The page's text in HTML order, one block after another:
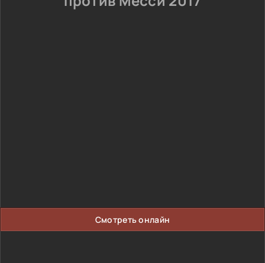
Смотреть онлайн